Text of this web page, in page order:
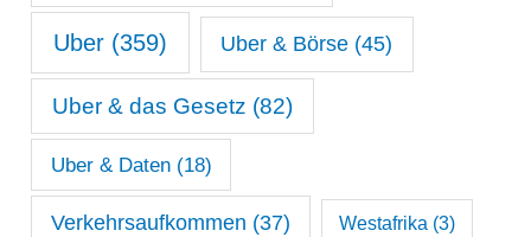
Uber (359) Uber & Börse (45)
Uber & das Gesetz (82)
Uber & Daten(18)
Verkehrsaufkommen (37) Westafrika (3)